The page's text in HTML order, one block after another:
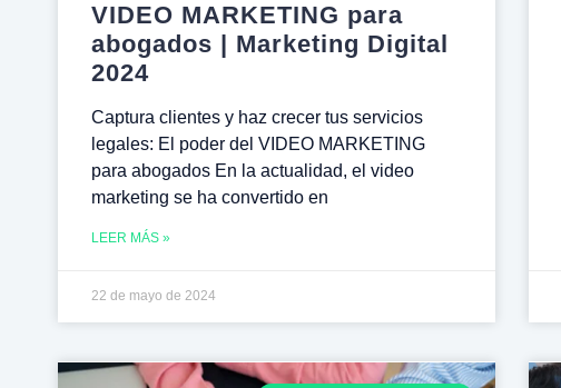
VIDEO MARKETING para
abogados | Marketing Digital
2024
Captura clientes y haz crecer tus servicios
legales: El poder del VIDEO MARKETING
para abogados En la actualidad, el video
marketing se ha convertido en
LEER MÁS »
22 de mayo de 2024